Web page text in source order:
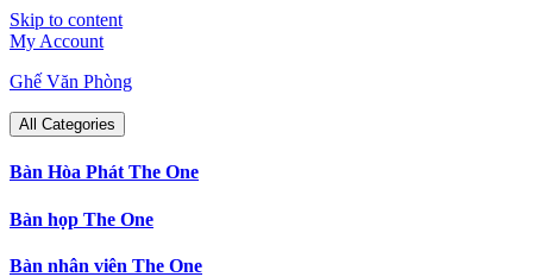
Skip to content
My Account
Ghế Văn Phòng
All Categories
Bàn Hòa Phát The One
Bàn họp The One
Bàn nhân viên The One